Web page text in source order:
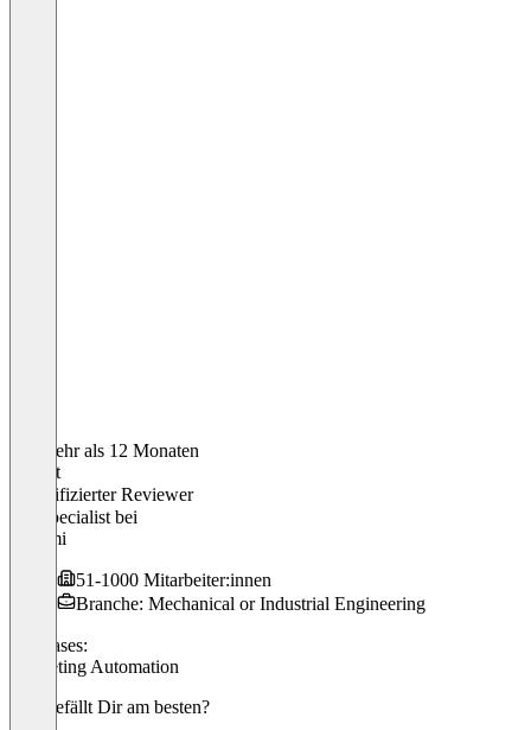
Vor mehr als 12 Monaten
Robert
Verifizierter Reviewer
EC Specialist bei
Misumi
51-1000 Mitarbeiter:innen
Branche: Mechanical or Industrial Engineering
Use cases:
Marketing Automation
Was gefällt Dir am besten?